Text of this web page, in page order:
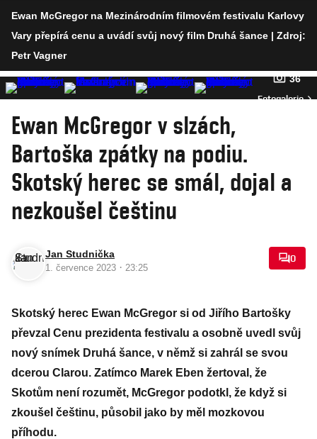
Ewan McGregor na Mezinárodním filmovém festivalu Karlovy
Vary přepírá cenu a uvádí svůj nový film Druhá šance | Zdroj:
Petr Vagner
36
Fotogalerie
Ewan McGregor v slzách,
Bartoška zpátky na podiu.
Skotský herec se smál, dojal a
nezkoušel češtinu
Jan Studnička
1. července 2023 · 23:25
0
Skotský herec Ewan McGregor si od Jiřího Bartošky
převzal Cenu prezidenta festivalu a osobně uvedl svůj
nový snímek Druhá šance, v němž si zahrál se svou
dcerou Clarou. Zatímco Marek Eben žertoval, že
Skotům není rozumět, McGregor podotkl, že když si
zkoušel češtinu, působil jako by měl mozkovou
příhodu.